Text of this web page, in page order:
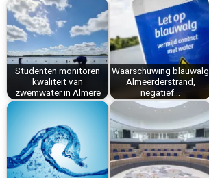
b
o
o
k
e
r
e
s
t
d
I
n
A
p
p
n
Studenten monitoren
kwaliteit van
zwemwater in Almere
Waarschuwing blauwalg
Almeerderstrand,
negatief…